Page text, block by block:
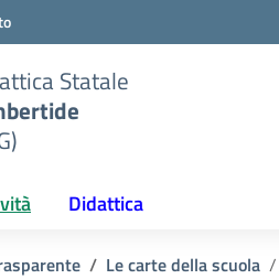
Statale
Didattica
Le carte della scuola